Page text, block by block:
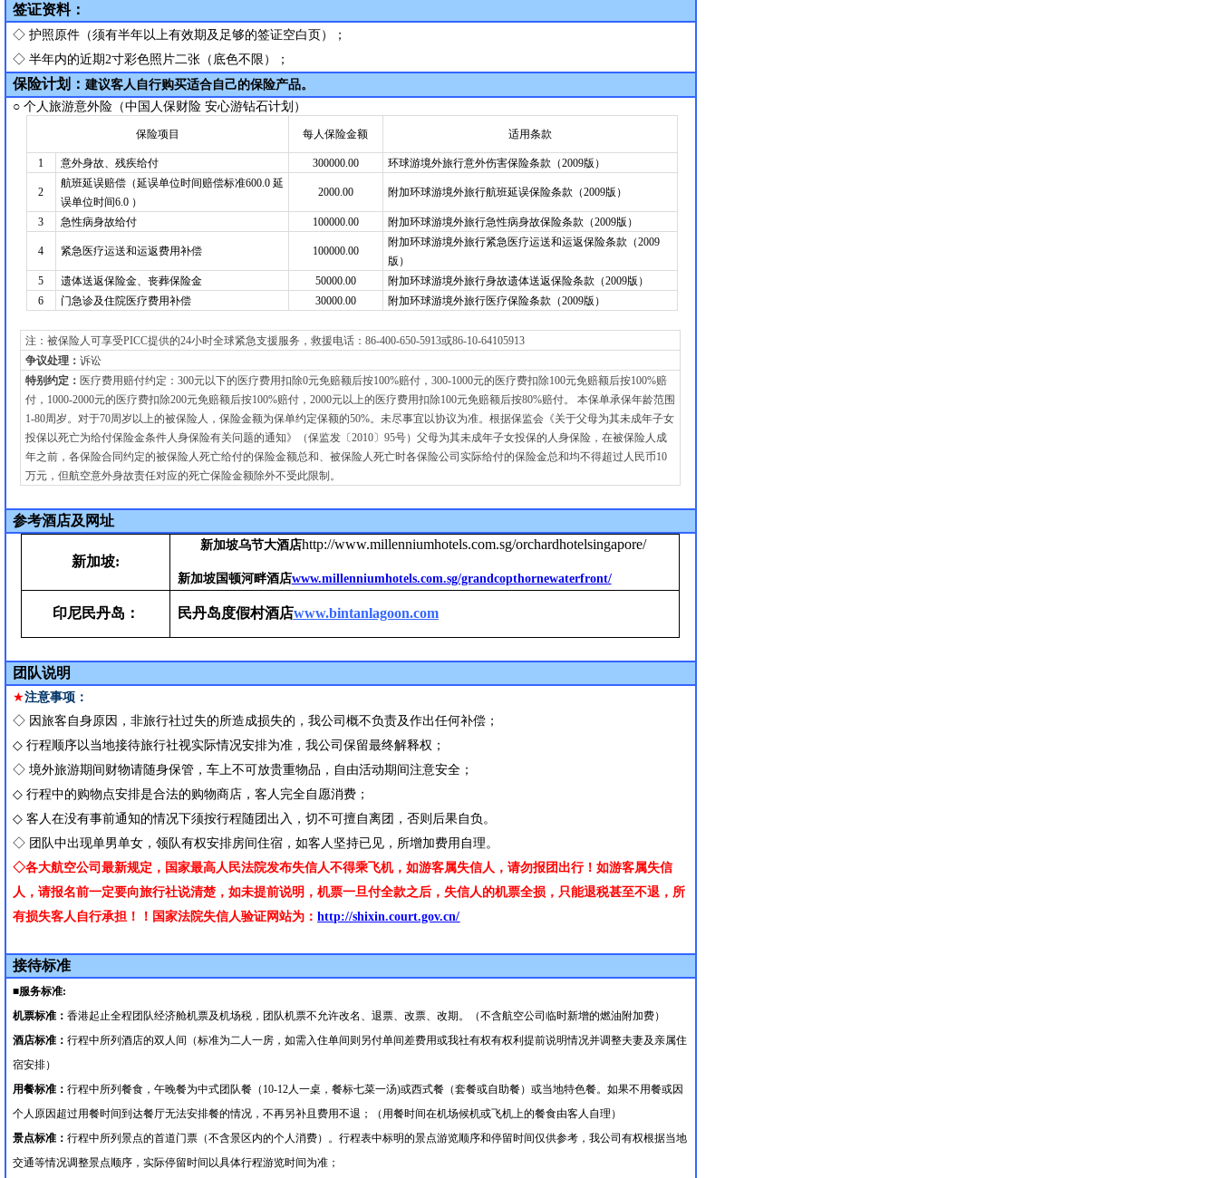
签证资料：
◇ 护照原件（须有半年以上有效期及足够的签证空白页）；
◇ 半年内的近期 2寸彩色照片二张（底色不限）；
保险计划：建议客人自行购买适合自己的保险产品。
○ 个人旅游意外险（中国人保财险 安心游钻石计划）
保险项目 每人保险金额 适用条款
1 意外身故、残疾给付 300000.00 环球游境外旅行意外伤害保险条款（2009版）
2
航班延误赔偿（延误单位时间赔偿标准600.0 延
误单位时间6.0 ）
2000.00 附加环球游境外旅行航班延误保险条款（2009版）
3 急性病身故给付 100000.00 附加环球游境外旅行急性病身故保险条款（2009版）
4 紧急医疗运送和运返费用补偿 100000.00
附加环球游境外旅行紧急医疗运送和运返保险条款（2009
版）
5
遗体送返保险金、丧葬保险金 50000.00
附加环球游境外旅行身故遗体送返保险条款（2009版）
6
门急诊及住院医疗费用补偿 30000.00 附加环球游境外旅行医疗保险条款（2009版）
注：被保险人可享受PICC提供的24小时全球紧急支援服务，救援电话：86-400-650-5913或86-10-64105913
争议处理： 诉讼
特别约定： 医疗费用赔付约定：300元以下的医疗费用扣除0元免赔额后按100%赔付，300-1000元的医疗费扣除100元免赔额后按100%赔
付，1000-2000元的医疗费扣除200元免赔额后按100%赔付，2000元以上的医疗费用扣除100元免赔额后按80%赔付。 本保单承保年龄范围
1-80周岁。对于70周岁以上的被保险人，保险金额为保单约定保额的50%。未尽事宜以协议为准。根据保监会《关于父母为其未成年子女
投保以死亡为给付保险金条件人身保险有关问题的通知》（保监发〔2010〕95号）父母为其未成年子女投保的人身保险，在被保险人成
年之前，各保险合同约定的被保险人死亡给付的保险金额总和、被保险人死亡时各保险公司实际给付的保险金总和均不得超过人民币10
万元，但航空意外身故责任对应的死亡保险金额除外不受此限制。
参考酒店及网址
新加坡:
新加坡乌节大酒店http://www.millenniumhotels.com.sg/orchardhotelsingapore/
新加坡国顿河畔酒店www.millenniumhotels.com.sg/grandcopthornewaterfront/
印尼民丹岛： 民丹岛度假村酒店www.bintanlagoon.com
团队说明
★注意事项：
◇ 因旅客自身原因，非旅行社过失的所造成损失的，我公司概不负责及作出任何补偿；
◇ 行程顺序以当地接待旅行社视实际情况安排为准，我公司保留最终解释权 ；
◇ 境外旅游期间财物请随身保管，车上不可放贵重物品，自由活动期间注意安全；
◇ 行程中的购物点安排是合法的购物商店，客人完全自愿消费；
◇客人在没有事前通知的情况下须按行程随团出入，切不可擅自离团，否则后果自负。
◇ 团队中出现单男单女，领队有权安排房间住宿，如客人坚持已见，所增加费用自理。
◇各大航空公司最新规定，国家最高人民法院发布失信人不得乘飞机，如游客属失信人，请勿报团出行！如游客属失信
人，请报名前一定要向旅行社说清楚，如未提前说明，机票一旦付全款之后，失信人的机票全损，只能退税甚至不退，所
有损失客人自行承担！！国家法院失信人验证网站为：http://shixin.court.gov.cn/
接待标准
■服务标准:
机票标准：香港起止全程团队经济舱机票及机场税，团队机票不允许改名、退票、改票、改期。（不含航空公司临时新增的燃油附加费）
酒店标准：行程中所列酒店的双人间（标准为二人一房，如需入住单间则另付单间差费用或我社有权有权利提前说明情况并调整夫妻及亲属住
宿安排）
用餐标准：行程中所列餐食，午晚餐为中式团队餐（ 10-12人一桌，餐标七菜一汤)或西式餐（套餐或自助餐）或当地特色餐。如果不用餐或因
个人原因超过用餐时间到达餐厅无法安排餐的情况，不再另补且费用不退；（用餐时间在机场候机或飞机上的餐食由客人自理）
景点标准：行程中所列景点的首道门票（不含景区内的个人消费）。行程表中标明的景点游览顺序和停留时间仅供参考，我公司有权根据当地
交通等情况调整景点顺序，实际停留时间以具体行程游览时间为准；